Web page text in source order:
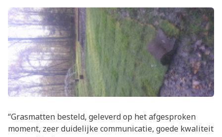
“Grasmatten besteld, geleverd op het afgesproken
moment, zeer duidelijke communicatie, goede kwaliteit